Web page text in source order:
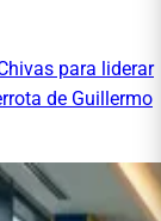
para liderar
de Guillermo